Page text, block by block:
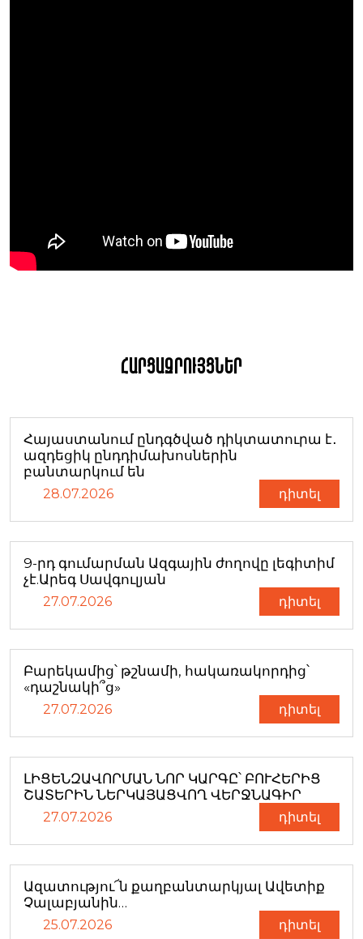
Հարցազրույցներ
Հայաստանում ընդգծված դիկտատուրա է․
ազդեցիկ ընդդիմախոսներին
բանտարկում են
28.07.2026 դիտել
9-րդ գումարման Ազգային ժողովը լեգիտիմ
չէ.Արեգ Սավգուլյան
27.07.2026 դիտել
Բարեկամից՝ թշնամի, հակառակորդից՝
«դաշնակի՞ց»
27.07.2026 դիտել
ԼԻՑԵՆԶԱՎՈՐՄԱՆ ՆՈՐ ԿԱՐԳԸ՝ ԲՈՒՀԵՐԻՑ
ՇԱՏԵՐԻՆ ՆԵՐԿԱՅԱՑՎՈՂ ՎԵՐՋՆԱԳԻՐ
27.07.2026 դիտել
Ազատությու՜ն քաղբանտարկյալ Ավետիք
Չալաբյանին…
25.07.2026 դիտել